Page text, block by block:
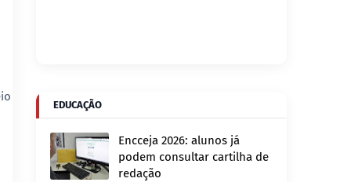
EDUCAÇÃO
Encceja 2026: alunos já
podem consultar cartilha de
redação